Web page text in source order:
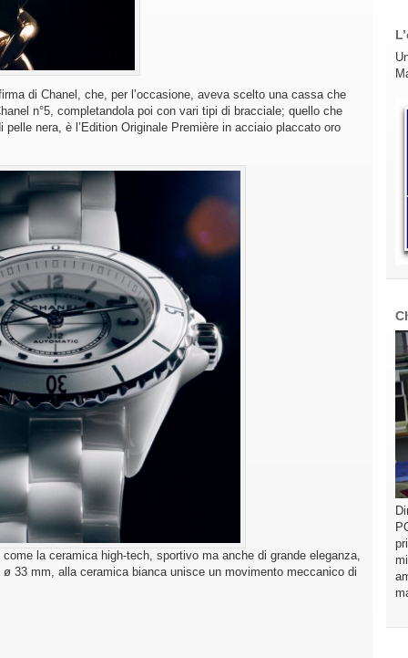
di Chanel, che, per l’occasione, aveva scelto una cassa che
n°5, completandola poi con vari tipi di bracciale; quello che
nera, è l’Edition Originale Première in acciaio placcato oro
la ceramica high-tech, sportivo ma anche di grande eleganza,
33 mm, alla ceramica bianca unisce un movimento meccanico di